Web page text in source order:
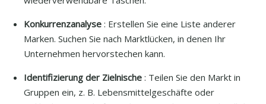
Konkurrenzanalyse : Erstellen Sie eine Liste anderer
Marken. Suchen Sie nach Marktlücken, in denen Ihr
Unternehmen hervorstechen kann.
Identifizierung der Zielnische : Teilen Sie den Markt in
Gruppen ein, z. B. Lebensmittelgeschäfte oder